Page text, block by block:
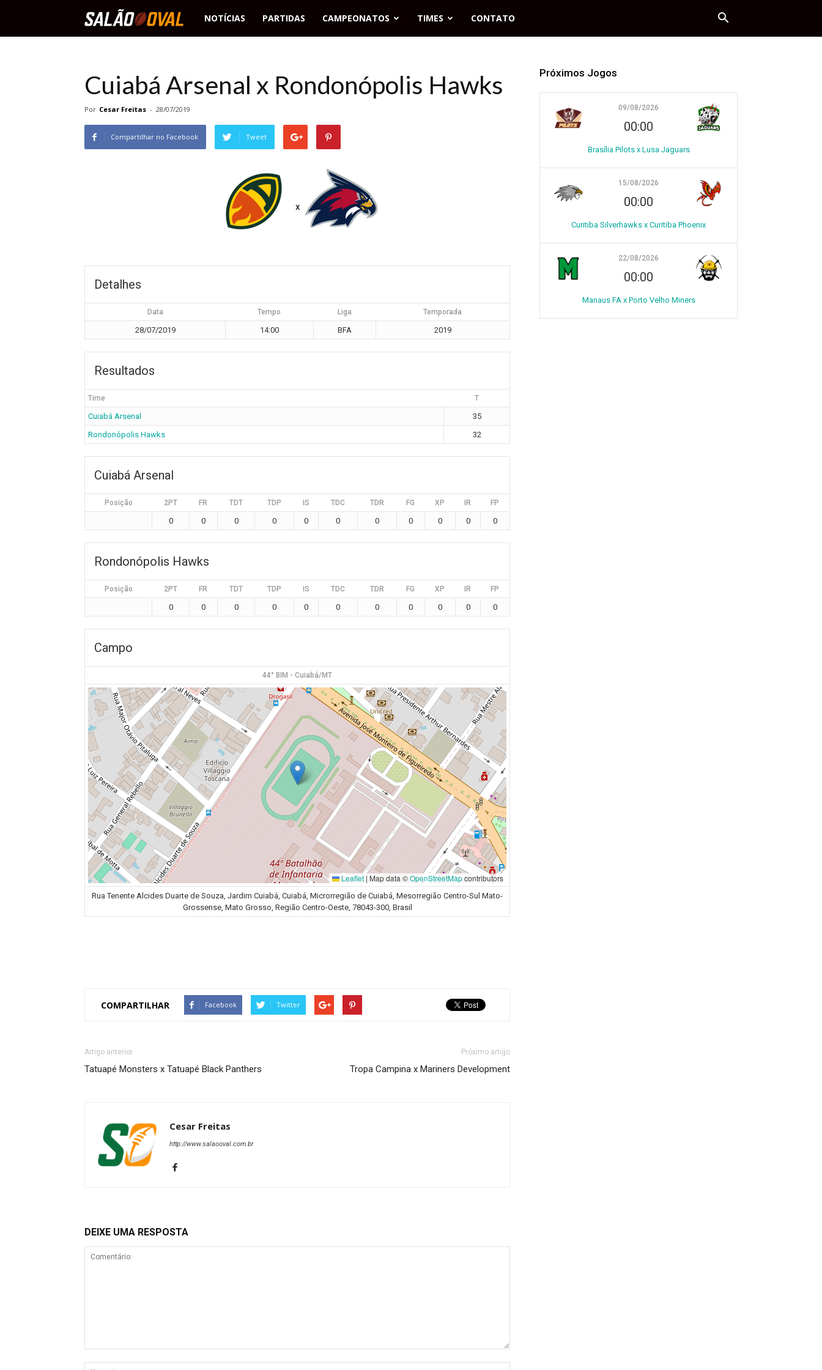
Salão
NOTÍCIAS PARTIDAS CAMPEONATOS TIMES CONTATO
Cuiabá Arsenal x Rondonópolis Hawks
Por Cesar Freitas - 28/07/2019
Compartilhar no Facebook Tweet
x
Detalhes
Data Tempo Liga Temporada
28/07/2019 14:00 BFA 2019
Resultados
Time T
Cuiabá Arsenal
35
Rondonópolis Hawks
32
Cuiabá Arsenal
Posição 2PT FR TDT TDP IS TDC TDR FG XP IR FP
0 0 0 0 0 0 0 0 0 0 0
Rondonópolis Hawks
Posição 2PT FR TDT TDP IS TDC TDR FG XP IR FP
0 0 0 0 0 0 0 0 0 0 0
Campo
44° BIM - Cuiabá/MT
Leaflet | Map data ©OpenStreetMapcontributors
Rua Tenente Alcides Duarte de Souza, Jardim Cuiabá, Cuiabá, Microrregião de Cuiabá, Mesorregião Centro-Sul Mato-
Grossense, Mato Grosso, Região Centro-Oeste, 78043-300, Brasil
COMPARTILHAR Facebook Twitter
Artigo anterior
Tatuapé Monsters x Tatuapé Black Panthers
Próximo artigo
Tropa Campina x Mariners Development
Cesar Freitas
http://www.salaooval.com.br
DEIXE UMA RESPOSTA
Próximos Jogos
09/08/2026
00:00
Brasília Pilots x Lusa Jaguars
15/08/2026
00:00
Curitiba Silverhawks x Curitiba Phoenix
22/08/2026
00:00
Manaus FA x Porto Velho Miners